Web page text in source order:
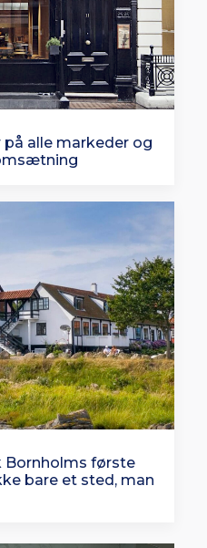
på alle markeder og
Bornholms første
bare et sted, man